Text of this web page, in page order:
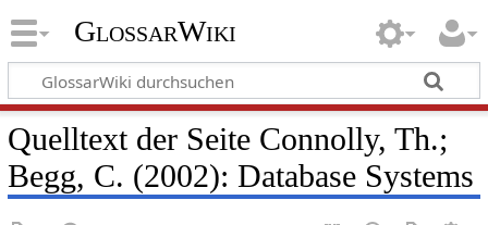
GlossarWiki
Quelltext der Seite Connolly, Th.;
Begg, C. (2002): Database Systems